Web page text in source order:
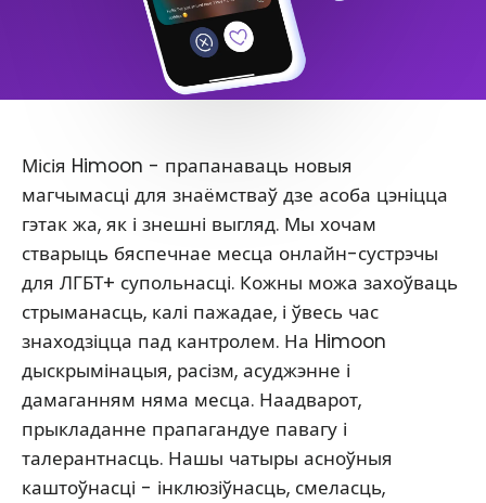
Місія Himoon - прапанаваць новыя
магчымасці для знаёмстваў дзе асоба цэніцца
гэтак жа, як і знешні выгляд. Мы хочам
стварыць бяспечнае месца онлайн-сустрэчы
для ЛГБТ+ супольнасці. Кожны можа захоўваць
стрыманасць, калі пажадае, і ўвесь час
знаходзіцца пад кантролем. На Himoon
дыскрымінацыя, расізм, асуджэнне і
дамаганням няма месца. Наадварот,
прыкладанне прапагандуе павагу і
талерантнасць. Нашы чатыры асноўныя
каштоўнасці - інклюзіўнасць, смеласць,